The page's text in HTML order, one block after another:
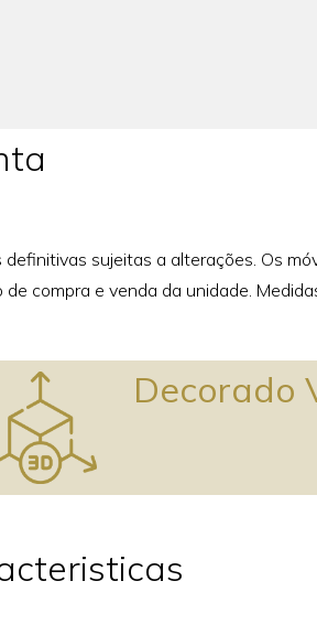
definitivas sujeitas a alterações. Os
de compra e venda da unidade.
Decorado